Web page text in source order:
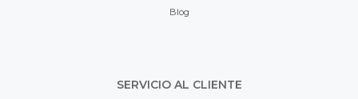
Blog
SERVICIO AL CLIENTE